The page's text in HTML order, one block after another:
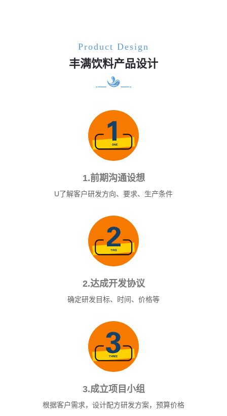
Product Design
丰满饮料产品设计
1.前期沟通设想
U了解客户研发方向、要求、生产条件
2.达成开发协议
确定研发目标、时间、价格等
3.成立项目小组
根据客户需求，设计配方研发方案，预算价格